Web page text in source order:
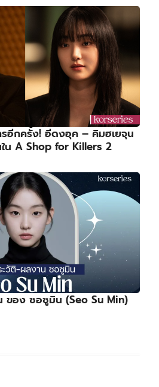
รอีกครั้ง! อีดงอุค – คิมฮเยจุน
น A Shop for Killers 2
ของ ซอซูมิน (Seo Su Min)